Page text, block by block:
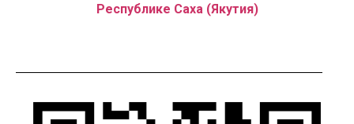
Республике Саха (Якутия)